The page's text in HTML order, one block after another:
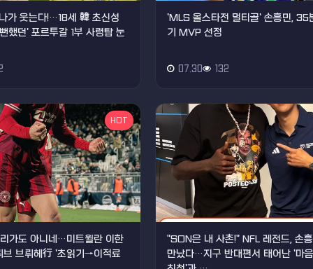
가 웃는다!…18세 韓 초신성
했던' 포르투갈 1부 사령탑 눈
'MLS 올스타전 멀티골' 손흥민, 35
기 MVP 선정
07.30 132
HOT
가도 아니네…미트윌란 이한
브 브뤼헤行 '초읽기→이적료
"SON은 내 사촌!" NFL 레전드, 손
만났다…지구 반대편서 태어난 '마